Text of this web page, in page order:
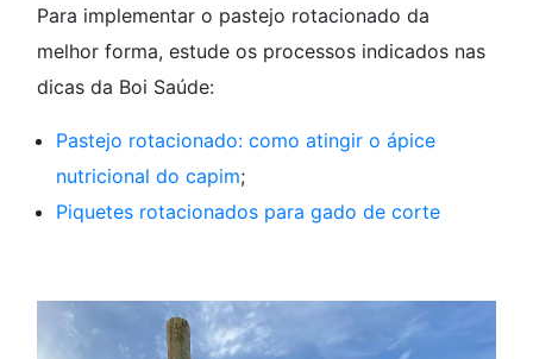
Para implementar o pastejo rotacionado da
melhor forma, estude os processos indicados nas
dicas da Boi Saúde:
Pastejo rotacionado: como atingir o ápice
nutricional do capim;
Piquetes rotacionados para gado de corte